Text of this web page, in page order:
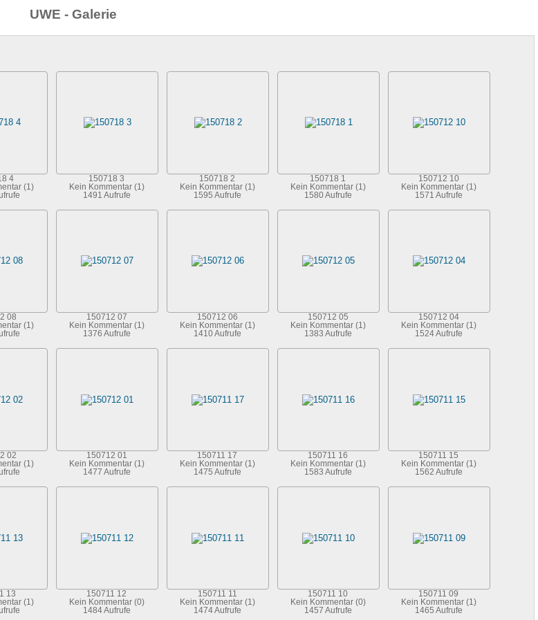
UWE - Galerie
4
(1)
150718 3
Kein Kommentar (1)
1491 Aufrufe
150718 2
Kein Kommentar (1)
1595 Aufrufe
150718 1
Kein Kommentar (1)
1580 Aufrufe
150712 10
Kein Kommentar (1)
1571 Aufrufe
08
(1)
150712 07
Kein Kommentar (1)
1376 Aufrufe
150712 06
Kein Kommentar (1)
1410 Aufrufe
150712 05
Kein Kommentar (1)
1383 Aufrufe
150712 04
Kein Kommentar (1)
1524 Aufrufe
02
(1)
150712 01
Kein Kommentar (1)
1477 Aufrufe
150711 17
Kein Kommentar (1)
1475 Aufrufe
150711 16
Kein Kommentar (1)
1583 Aufrufe
150711 15
Kein Kommentar (1)
1562 Aufrufe
13
(1)
150711 12
Kein Kommentar (0)
1484 Aufrufe
150711 11
Kein Kommentar (1)
1474 Aufrufe
150711 10
Kein Kommentar (0)
1457 Aufrufe
150711 09
Kein Kommentar (1)
1465 Aufrufe